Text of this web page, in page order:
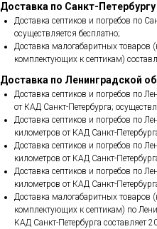
Доставка по Санкт-
Доставка септиков и погребов по
осуществляется бесплатно;
Доставка малогабаритных товаров
комплектующих к септикам)
Доставка по Ленинградской
Доставка септиков и погребов по
от КАД Санкт-Петербурга;
Доставка септиков и погребов по
километров от КАД Санкт-
Доставка септиков и погребов по
километров от КАД Санкт-
Доставка септиков и погребов по
километров от КАД Санкт-
Доставка малогабаритных товаров
комплектующих к септикам) по
КАД Санкт-Петербурга составляет